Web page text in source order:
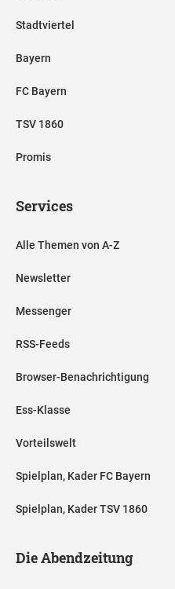
Stadtviertel
Bayern
FC Bayern
TSV 1860
Promis
Services
Alle Themen von A-Z
Newsletter
Messenger
RSS-Feeds
Browser-Benachrichtigung
Ess-Klasse
Vorteilswelt
Spielplan, Kader FC Bayern
Spielplan, Kader TSV 1860
Die Abendzeitung